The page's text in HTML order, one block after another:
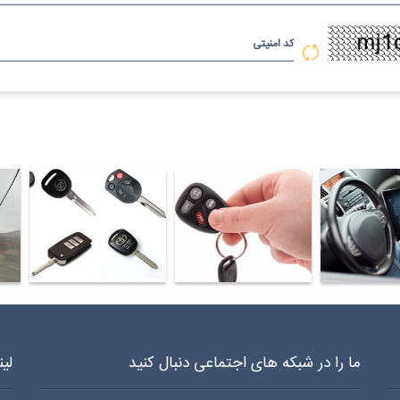
کد امنیتی
ما را در شبکه های اجتماعی دنبال کنید